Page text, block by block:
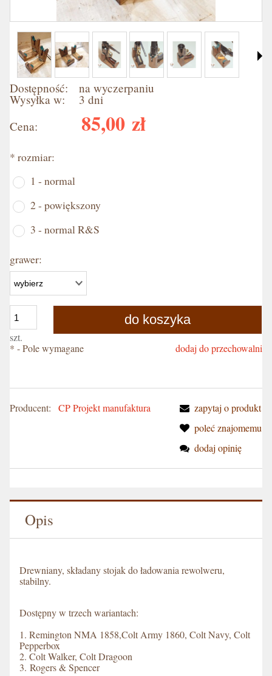
Dostępność: na wyczerpaniu
Wysyłka w:
3 dni
Cena:
85,00 zł
* rozmiar:
1 - normal
2 - powiększony
3 - normal R&S
grawer:
szt.
do koszyka
dodaj do przechowalni
* - Pole wymagane
Producent: CP Projekt manufaktura
zapytaj o produkt
poleć znajomemu
dodaj opinię
Opis
Drewniany, składany stojak do ładowania rewolweru,
stabilny.
Dostępny w trzech wariantach:
1. Remington NMA 1858,Colt Army 1860, Colt Navy, Colt
Pepperbox
2. Colt Walker, Colt Dragoon
3. Rogers & Spencer